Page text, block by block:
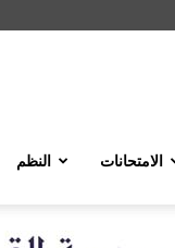
النظم الامتحانات